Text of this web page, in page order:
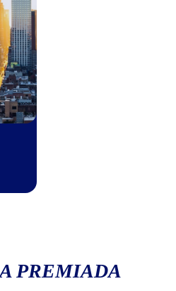
PREMIADA